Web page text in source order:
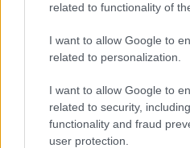
related to functionality of
I want to allow Google to
related to personalization.
I want to allow Google to
related to security,
functionality and fraud
user protection.
Il campeggio
tutti in
con falce e
Canne, pastasciutta
rivoluzione dei giovani